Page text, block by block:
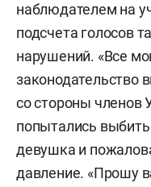
наблюдателем на
подсчета голосов
нарушений. «Все
законодательство
со стороны членов
попытались
девушка и
давление. «Прошу